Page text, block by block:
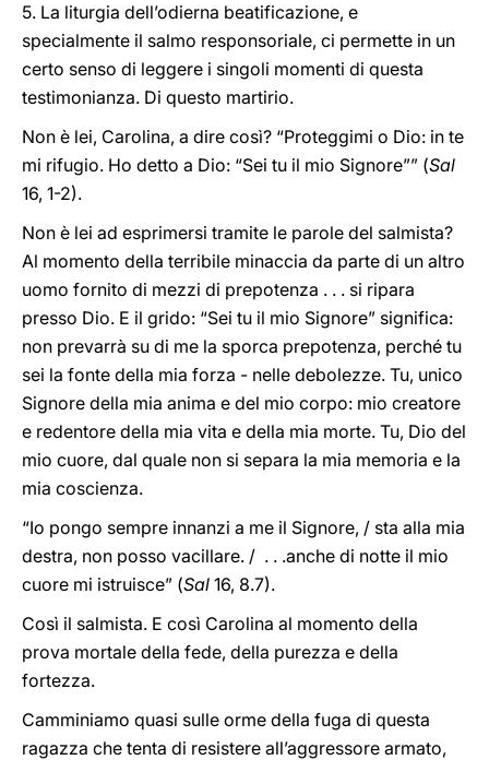
5. La liturgia dell’odierna beatificazione, e
specialmente il salmo responsoriale, ci permette in un
certo senso di leggere i singoli momenti di questa
testimonianza. Di questo martirio.
Non è lei, Carolina, a dire così? “Proteggimi o Dio: in te
mi rifugio. Ho detto a Dio: “Sei tu il mio Signore”” (Sal
16, 1-2).
Non è lei ad esprimersi tramite le parole del salmista?
Al momento della terribile minaccia da parte di un altro
uomo fornito di mezzi di prepotenza . . . si ripara
presso Dio. E il grido: “Sei tu il mio Signore” significa:
non prevarrà su di me la sporca prepotenza, perché tu
sei la fonte della mia forza - nelle debolezze. Tu, unico
Signore della mia anima e del mio corpo: mio creatore
e redentore della mia vita e della mia morte. Tu, Dio del
mio cuore, dal quale non si separa la mia memoria e la
mia coscienza.
“Io pongo sempre innanzi a me il Signore, / sta alla mia
destra, non posso vacillare. / . . .anche di notte il mio
cuore mi istruisce” (Sal 16, 8.7).
Così il salmista. E così Carolina al momento della
prova mortale della fede, della purezza e della
fortezza.
Camminiamo quasi sulle orme della fuga di questa
ragazza che tenta di resistere all’aggressore armato,